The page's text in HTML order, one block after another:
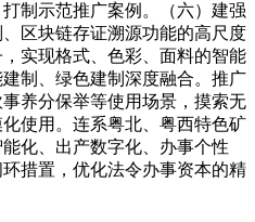
制示范推广案例。（六）建强
区块链存证溯源功能的高尺度
实现格式、色彩、面料的智能
制、绿色建制深度融合。推广
养分保举等使用场景，摸索无
使用。连系粤北、粤西特色矿
化、出产数字化、办事个性
措置，优化法令办事资本的精